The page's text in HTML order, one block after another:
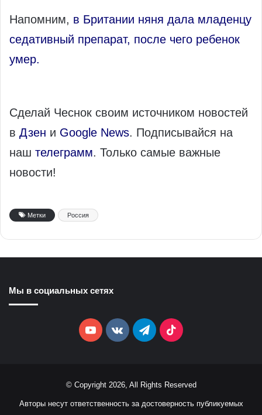
Напомним, в Британии няня дала младенцу
седативный препарат, после чего ребенок
умер.
Сделай Чеснок своим источником новостей
в Дзен и Google News. Подписывайся на
наш телеграмм. Только самые важные
новости!
Метки Россия
Мы в социальных сетях
YouTubevk.comTelegramTikTok
© Copyright 2026, All Rights Reserved
Авторы несут ответственность за достоверность публикуемых